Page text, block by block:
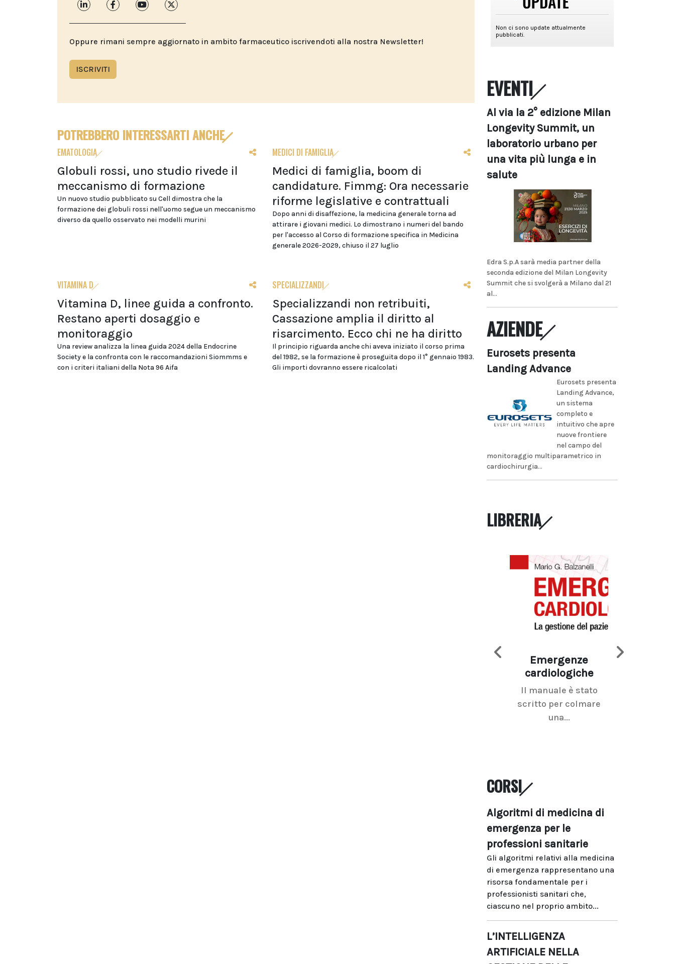
Oppure rimani sempre aggiornato in ambito farmaceutico iscrivendoti alla nostra Newsletter!
ISCRIVITI
POTREBBERO INTERESSARTI ANCHE
EMATOLOGIA
Globuli rossi, uno studio rivede il
meccanismo di formazione
Un nuovo studio pubblicato su Cell dimostra che la
formazione dei globuli rossi nell'uomo segue un meccanismo
diverso da quello osservato nei modelli murini
MEDICI DI FAMIGLIA
Medici di famiglia, boom di
candidature. Fimmg: Ora necessarie
riforme legislative e contrattuali
Dopo anni di disaffezione, la medicina generale torna ad
attirare i giovani medici. Lo dimostrano i numeri del bando
per l'accesso al Corso di formazione specifica in Medicina
generale 2026-2029, chiuso il 27 luglio
VITAMINA D
Vitamina D, linee guida a confronto.
Restano aperti dosaggio e
monitoraggio
Una review analizza la linea guida 2024 della Endocrine
Society e la confronta con le raccomandazioni Siommms e
con i criteri italiani della Nota 96 Aifa
SPECIALIZZANDI
Specializzandi non retribuiti,
Cassazione amplia il diritto al
risarcimento. Ecco chi ne ha diritto
Il principio riguarda anche chi aveva iniziato il corso prima
del 1982, se la formazione è proseguita dopo il 1° gennaio 1983.
Gli importi dovranno essere ricalcolati
EVENTI
Al via la 2° edizione Milan
Longevity Summit, un
laboratorio urbano per
una vita più lunga e in
salute
Edra S.p.A sarà media partner della
seconda edizione del Milan Longevity
Summit che si svolgerà a Milano dal 21
al...
AZIENDE
Eurosets presenta
Landing Advance
Eurosets presenta
Landing Advance,
un sistema
completo e
intuitivo che apre
nuove frontiere
nel campo del
monitoraggio multiparametrico in
cardiochirurgia...
LIBRERIA
Emergenze
cardiologiche
Il manuale è stato
scritto per colmare
una...
CORSI
Algoritmi di medicina di
emergenza per le
professioni sanitarie
Gli algoritmi relativi alla medicina
di emergenza rappresentano una
risorsa fondamentale per i
professionisti sanitari che,
ciascuno nel proprio ambito...
L’INTELLIGENZA
ARTIFICIALE NELLA